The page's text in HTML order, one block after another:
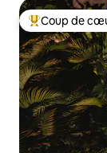
Coup de cœur
Coup de